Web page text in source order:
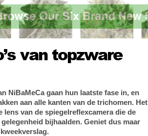
van topzware
NiBaMeCa gaan hun laatste fase in, en
aan alle kanten van de trichomen. Het
van de spiegelreflexcamera die de
bijhaalden. Geniet dus maar